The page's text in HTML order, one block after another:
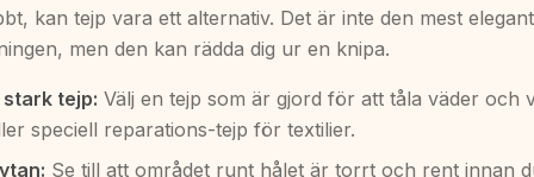
kan tejp vara ett alternativ. Det är inte den mest
men den kan rädda dig ur en knipa.
tejp: Välj en tejp som är gjord för att tåla väder och
speciell reparations-tejp för textilier.
Se till att området runt hålet är torrt och rent innan